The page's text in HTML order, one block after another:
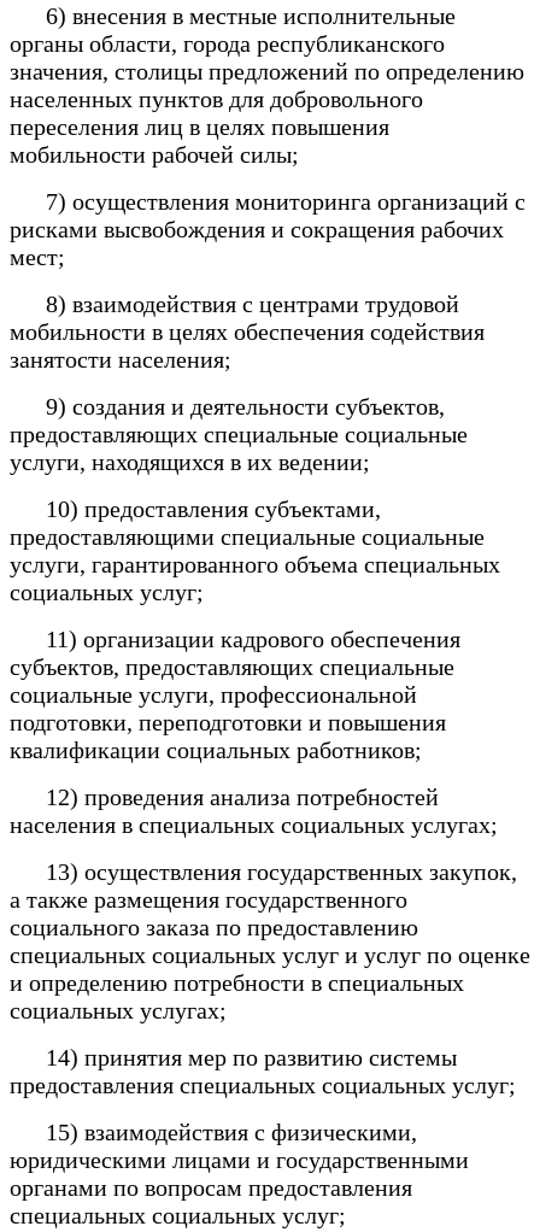
6) внесения в местные исполнительные
органы области, города республиканского
значения, столицы предложений по определению
населенных пунктов для добровольного
переселения лиц в целях повышения
мобильности рабочей силы;
7) осуществления мониторинга организаций с
рисками высвобождения и сокращения рабочих
мест;
8) взаимодействия с центрами трудовой
мобильности в целях обеспечения содействия
занятости населения;
9) создания и деятельности субъектов,
предоставляющих специальные социальные
услуги, находящихся в их ведении;
10) предоставления субъектами,
предоставляющими специальные социальные
услуги, гарантированного объема специальных
социальных услуг;
11) организации кадрового обеспечения
субъектов, предоставляющих специальные
социальные услуги, профессиональной
подготовки, переподготовки и повышения
квалификации социальных работников;
12) проведения анализа потребностей
населения в специальных социальных услугах;
13) осуществления государственных закупок,
а также размещения государственного
социального заказа по предоставлению
специальных социальных услуг и услуг по оценке
и определению потребности в специальных
социальных услугах;
14) принятия мер по развитию системы
предоставления специальных социальных услуг;
15) взаимодействия с физическими,
юридическими лицами и государственными
органами по вопросам предоставления
специальных социальных услуг;